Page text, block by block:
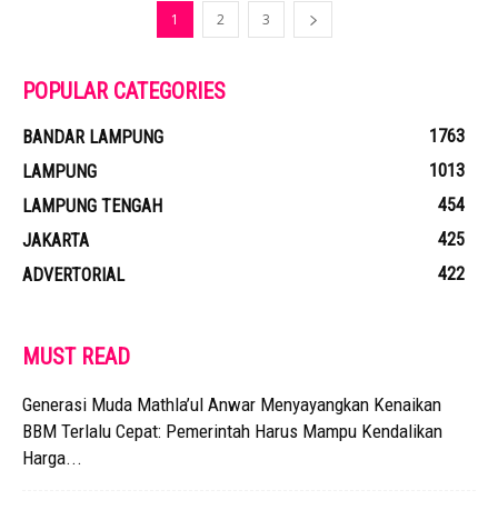
1 2 3
POPULAR CATEGORIES
BANDAR LAMPUNG
1763
LAMPUNG
1013
LAMPUNG TENGAH
454
JAKARTA
425
ADVERTORIAL
422
MUST READ
Generasi Muda Mathla’ul Anwar Menyayangkan Kenaikan
BBM Terlalu Cepat: Pemerintah Harus Mampu Kendalikan
Harga...